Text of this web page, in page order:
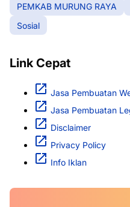
PEMKAB MURUNG RAYA
Sosial
Link Cepat
Jasa Pembuatan
Jasa Pembuatan
Disclaimer
Privacy Policy
Info Iklan